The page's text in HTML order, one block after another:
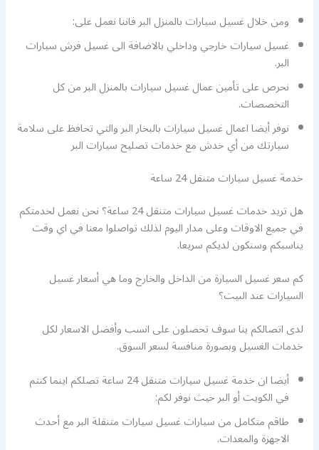
ومن خلال غسيل سيارات بالمنزل البر فاننا نعمل على:
غسيل سيارات خارجي وداخلي بالاضافة الى غسيل فرش سيارات
البر.
نحرص على تأمين عمال غسيل سيارات بالمنزل البر من كل
التخصصات.
نوفر أيضا اعمال غسيل سيارات بالبخار البر والتي تحافظ على سلامة
سيارتك من أي خدش مع خدمات تصليح سيارات البر
خدمة غسيل سيارات متنقل 24 ساعة
هل تريد خدمات غسيل سيارات متنقل 24 ساعة؟ نحن نعمل لخدمتكم
في جميع الاوقات وعلى مدار اليوم لذلك تواصلوا معنا في اي وقت
يناسبكم وسنكون لديكم سريعا.
كم سعر غسيل السيارة من الداخل والخارج وما هي أسعار غسيل
السيارات عند البيت؟
لدى اتصالكم بنا سوف تحصلون على انسب وأفضل الاسعار لكل
خدمات الغسيل وبصورة منافسة لسعر السوق.
أيضا ان خدمة غسيل سيارات متنقل 24 ساعة تصلكم اينما كنتم
في الكويت أو البر حيث نوفر لكم:
طاقم متكامل من سيارات غسيل سيارات متنقلة البر مع أحدث
الاجهزة والمعدات.